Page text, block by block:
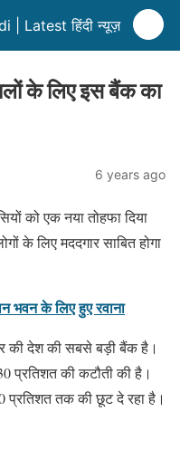
| Latest हिंदी न्यूज़
के लिए इस बैंक का
6 years ago
को एक नया तोहफा दिया
के लिए मददगार साबित होगा
भवन के लिए हुए रवाना
की देश की सबसे बड़ी बैंक है।
प्रतिशत की कटौती की है।
प्रतिशत तक की छूट दे रहा है।